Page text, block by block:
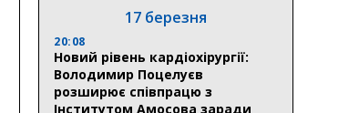
17 березня
20:08
Новий рівень кардіохірургії:
Володимир Поцелуєв
розширює співпрацю з
Інститутом Амосова заради